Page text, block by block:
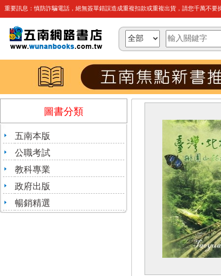
重要訊息：慎防詐騙電話，絕無簽單錯誤造成重複扣款或重複出貨，請您千萬不要
圖書分類
五南本版
公職考試
教科專業
政府出版
暢銷精選